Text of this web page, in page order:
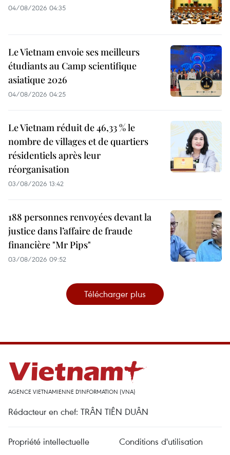
04/08/2026 04:35
Le Vietnam envoie ses meilleurs
étudiants au Camp scientifique
asiatique 2026
04/08/2026 04:25
Le Vietnam réduit de 46,33 % le
nombre de villages et de quartiers
résidentiels après leur
réorganisation
03/08/2026 13:42
188 personnes renvoyées devant la
justice dans l’affaire de fraude
financière "Mr Pips"
03/08/2026 09:52
Télécharger plus
AGENCE VIETNAMIENNE D'INFORMATION (VNA)
Rédacteur en chef: TRÂN TIÊN DUÂN
Propriété intellectuelle
Conditions d'utilisation